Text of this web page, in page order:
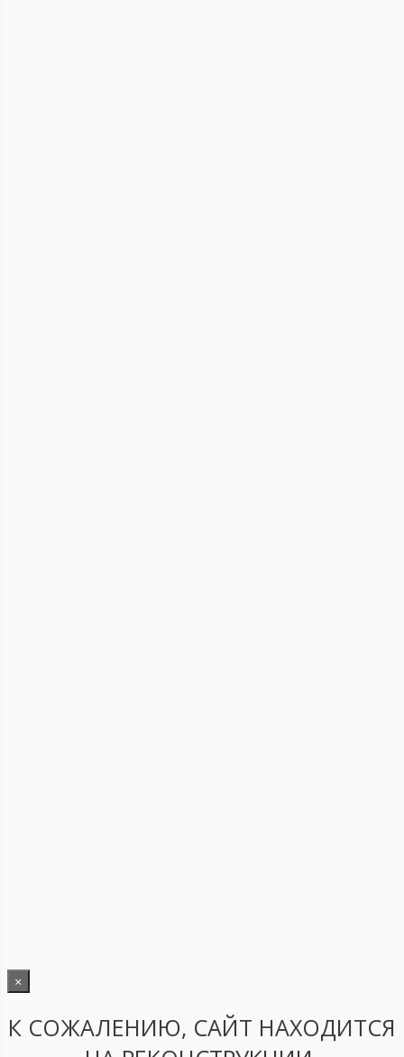
×
К СОЖАЛЕНИЮ, САЙТ НАХОДИТСЯ